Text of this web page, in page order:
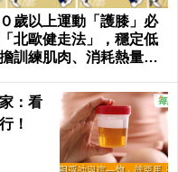
歲以上運動「護膝」必
北歐健走法」，穩定低
訓練肌肉、消耗熱量｜
：看
！